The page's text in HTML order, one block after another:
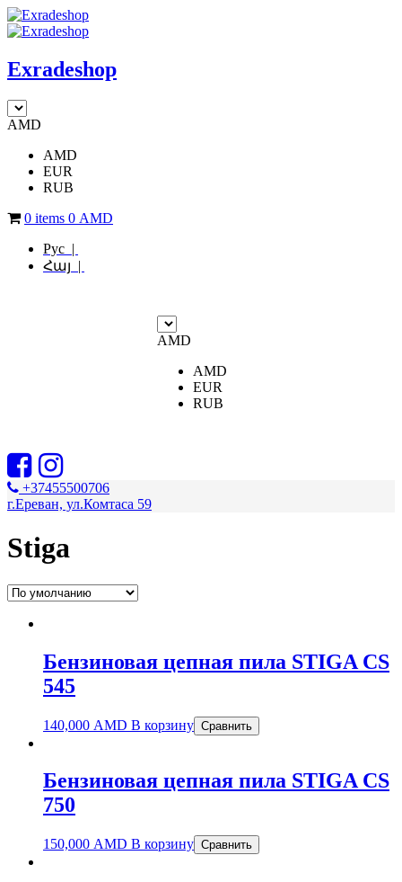
Exradeshop
AMD
AMD
EUR
RUB
0 items 0 AMD
Рус |
Հայ |
AMD
AMD
EUR
RUB
+37455500706
г.Ереван, ул.Комтаса 59
Stiga
Бензиновая цепная пила STIGA CS
545
140,000 AMD В корзину Сравнить
Бензиновая цепная пила STIGA CS
750
150,000 AMD В корзину Сравнить